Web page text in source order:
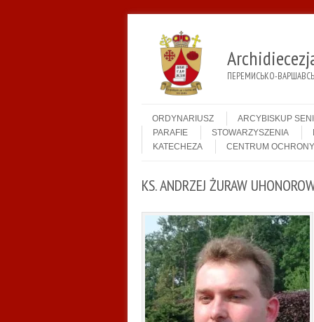
ПЕРЕМИСЬКО-
Menu
ORDYNARIUSZ
ARCYBISKUP
PARAFIE
STOWARZYSZENIA
KATECHEZA
CENTRUM
KS. ANDRZEJ ŻURAW